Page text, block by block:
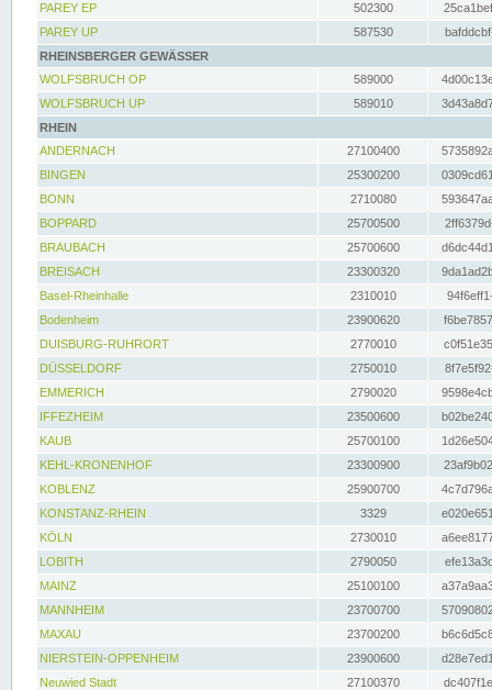
PAREY EP
502300
PAREY UP
587530
RHEINSBERGER GEWÄSSER
WOLFSBRUCH OP
589000
WOLFSBRUCH UP
589010
RHEIN
ANDERNACH
27100400
BINGEN
25300200
BONN
2710080
BOPPARD
25700500
BRAUBACH
25700600
BREISACH
23300320
Basel-Rheinhalle
2310010
Bodenheim
23900620
DUISBURG-RUHRORT
2770010
DÜSSELDORF
2750010
EMMERICH
2790020
IFFEZHEIM
23500600
KAUB
25700100
KEHL-KRONENHOF
23300900
KOBLENZ
25900700
KONSTANZ-RHEIN
3329
KÖLN
2730010
LOBITH
2790050
MAINZ
25100100
MANNHEIM
23700700
MAXAU
23700200
NIERSTEIN-OPPENHEIM
23900600
Neuwied Stadt
27100370